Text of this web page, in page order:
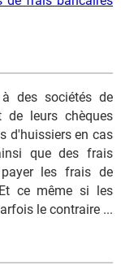
des sociétés de
de leurs chèques
d'huissiers en cas
que des frais
les frais de
ce même si les
le contraire ...